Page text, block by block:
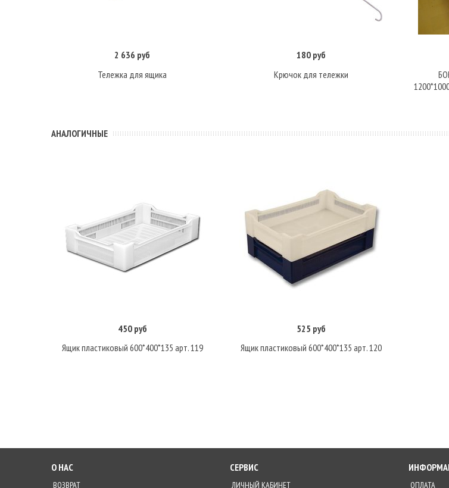
В корзину
2 636 руб
Тележка для ящика
Подробнее
180 руб
Крючок для тележки
АНАЛОГИЧНЫЕ
Подробнее
450 руб
Ящик пластиковый 600*400*135 арт. 119
Подробнее
525 руб
Ящик пластиковый 600*400*135 арт. 120
О НАС
ВОЗВРАТ
СЕРВИС
ЛИЧНЫЙ КАБИНЕТ ОПЛАТА